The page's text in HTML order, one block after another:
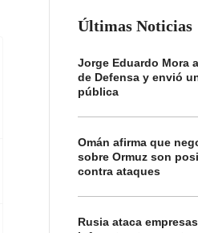
Últimas Noticias
Jorge Eduardo Mora
de Defensa y envió
pública
Omán afirma que
sobre Ormuz son
contra ataques
Rusia ataca